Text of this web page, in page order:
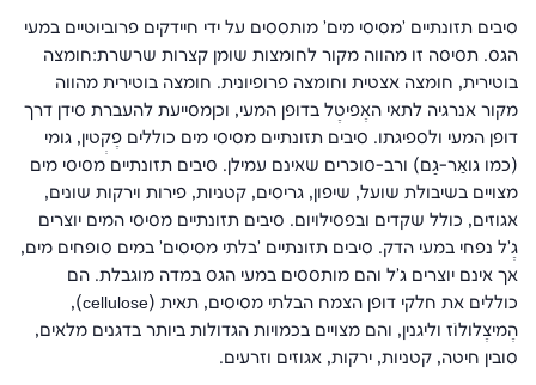
סיבים תזונתיים 'מסיסי מים' מותססים על ידי חיידקים פרוביוטיים במעי
הגס. תסיסה זו מהווה מקור לחומצות שומן קצרות שרשרת:חומצה
בוטירית, חומצה אצטית וחומצה פרופיונית. חומצה בוטירית מהווה
מקור אנרגיה לתאי האֶפּיטֶל בדופן המעי, וכןמסייעת להעברת סידן דרך
דופן המעי ולספיגתו. סיבים תזונתיים מסיסי מים כוללים פֶּקְטין, גוּמי
(כמו גוּאַר-גַם) ורב-סוכרים שאינם עמילן. סיבים תזונתיים מסיסי מים
מצויים בשיבולת שועל, שיפון, גריסים, קטניות, פירות וירקות שונים,
אגוזים, כולל שקדים ובפסילויום. סיבים תזונתיים מסיסי המים יוצרים
גֶ'ל נפחי במעי הדק. סיבים תזונתיים 'בלתי מסיסים' במים סופחים מים,
אך אינם יוצרים ג'ל והם מותססים במעי הגס במדה מוגבלת. הם
כוללים את חלקי דופן הצמח הבלתי מסיסים, תאית (cellulose
),
הֶמיצֶלוּלוֹז וליגנין, והם מצויים בכמויות הגדולות ביותר בדגנים מלאים,
סובין חיטה, קטניות, ירקות, אגוזים וזרעים.